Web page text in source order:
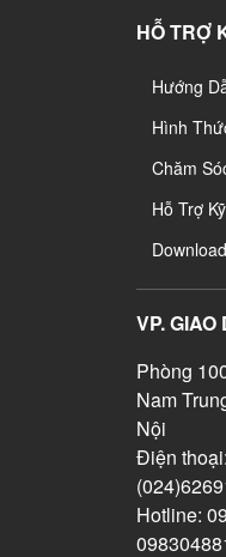
HỖ TRỢ
Hướng
Hình
Chăm
Hỗ Trợ
VP. GIAO
Phòng
Nam
Nội
Điện
Hotline: